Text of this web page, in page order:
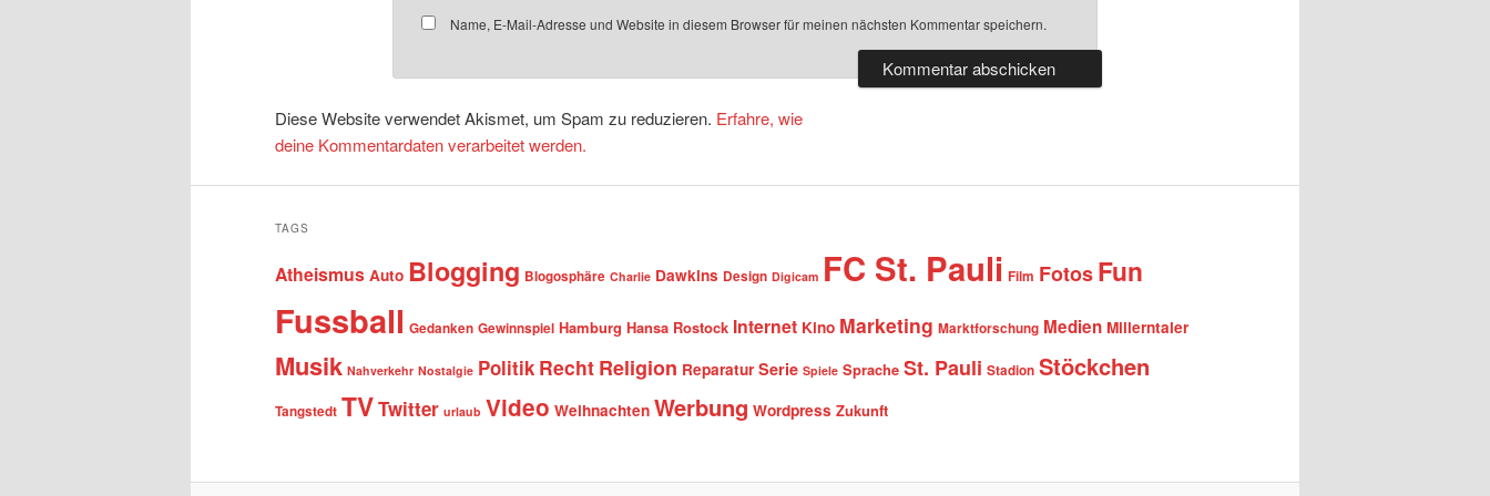
Name, E-Mail-Adresse und Website in diesem Browser für meinen nächsten Kommentar speichern.
Diese Website verwendet Akismet, um Spam zu reduzieren. Erfahre, wie
deine Kommentardaten verarbeitet werden.
TAGS
Atheismus Auto Blogging Blogosphäre Charlie Dawkins Design Digicam FC St. Pauli Film FotosFun
Fussball Gedanken Gewinnspiel Hamburg Hansa Rostock Internet Kino Marketing Marktforschung Medien Millerntaler
Musik Nahverkehr Nostalgie Politik Recht Religion Reparatur Serie Spiele Sprache St. Pauli Stadion Stöckchen
Tangstedt TVTwitter urlaub Video Weihnachten Werbung Wordpress Zukunft